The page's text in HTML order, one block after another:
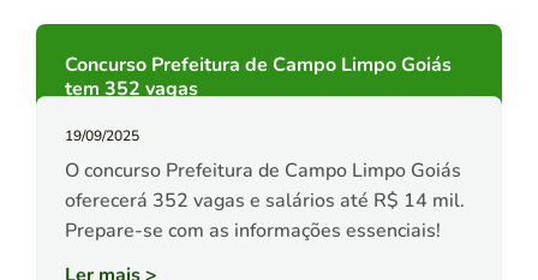
Concurso Prefeitura de Campo Limpo Goiás
tem 352 vagas
19/09/2025
O concurso Prefeitura de Campo Limpo Goiás
oferecerá 352 vagas e salários até R$ 14 mil.
Prepare-se com as informações essenciais!